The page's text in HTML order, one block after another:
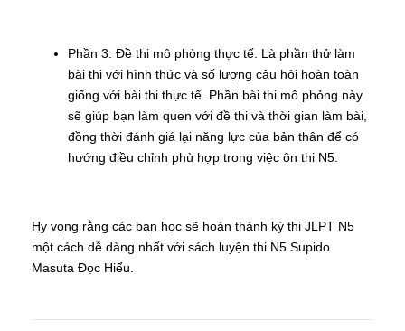
Phần 3: Đề thi mô phỏng thực tế. Là phần thử làm
bài thi với hình thức và số lượng câu hỏi hoàn toàn
giống với bài thi thực tế. Phần bài thi mô phỏng này
sẽ giúp bạn làm quen với đề thi và thời gian làm bài,
đồng thời đánh giá lại năng lực của bản thân để có
hướng điều chỉnh phù hợp trong việc ôn thi N5.
Hy vọng rằng các bạn học sẽ hoàn thành kỳ thi JLPT N5
một cách dễ dàng nhất với sách luyện thi N5 Supido
Masuta Đọc Hiểu.